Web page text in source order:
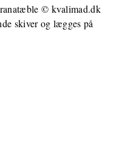
© kvalimad.dk
skiver og lægges på